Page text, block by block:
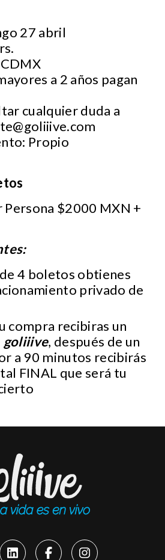
27 abril
a 2 años pagan
cualquier duda a
Propio
Persona $2000 MXN +
4 boletos obtienes
privado de
compra recibiras un
goliiive, después de un
a 90 minutos recibirás
FINAL que será tu